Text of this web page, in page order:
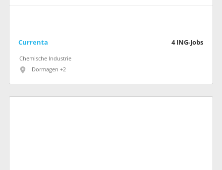
Currenta 4 ING-Jobs
Chemische Industrie
Dormagen +2